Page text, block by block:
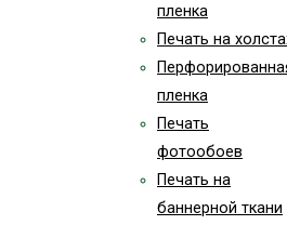
пленка
Печать на
пленка
Печать
фотообоев
Печать на
баннерной ткани